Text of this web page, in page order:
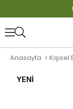
Anasayfa Kişisel
YENI